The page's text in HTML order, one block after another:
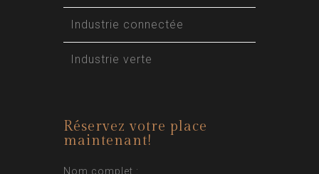
Industrie connectée
Industrie verte
Réservez votre place
maintenant!
Nom complet :